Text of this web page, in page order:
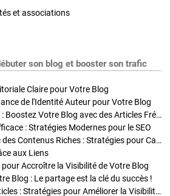
et associations
son blog et booster son trafic
Claire pour Votre Blog
de l'Identité Auteur pour Votre Blog
Stratégies de Publication : Boostez Votre Blog avec des Articles Fréquents et Exclusifs
: Stratégies Modernes pour le SEO
Enrichir Vos Articles avec des Contenus Riches : Stratégies pour Captiver et Optimiser
aux Liens
Accroître la Visibilité de Votre Blog
Blog : Le partage est la clé du succès !
Optimisation SEO des Articles : Stratégies pour Améliorer la Visibilité de Votre Blog